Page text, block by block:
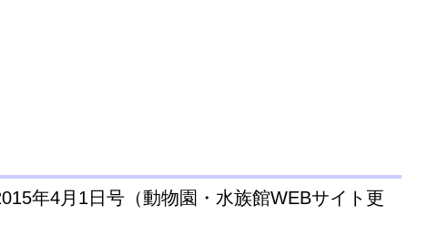
年4月1日号（動物園・水族館WEBサイト更